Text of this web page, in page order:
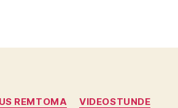
Categories
REMTOMA VIDEOSTUNDE